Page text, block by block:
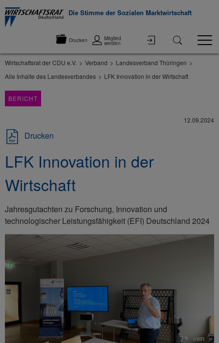
Die Stimme der Sozialen Marktwirtschaft
Drucken Mitglied
werden
Wirtschaftsrat der CDU e.V. Verband
Landesverband Thüringen
Alle Inhalte des Landesverbandes
LFK Innovation in der Wirtschaft
BERICHT
12.09.2024
Drucken
LFK Innovation in der
Wirtschaft
Jahresgutachten zu Forschung, Innovation und
technologischer Leistungsfähigkeit (EFI) Deutschland 2024
©WR